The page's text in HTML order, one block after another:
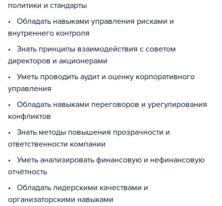
политики и стандарты
• Обладать навыками управления рисками и
внутреннего контроля
• Знать принципы взаимодействия с советом
директоров и акционерами
• Уметь проводить аудит и оценку корпоративного
управления
• Обладать навыками переговоров и урегулирования
конфликтов
• Знать методы повышения прозрачности и
ответственности компании
• Уметь анализировать финансовую и нефинансовую
отчётность
• Обладать лидерскими качествами и
организаторскими навыками